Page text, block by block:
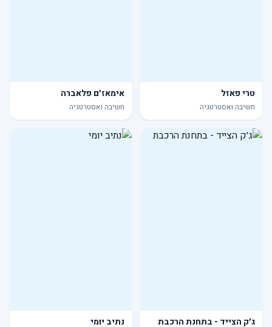
טרי פאזל
חשיבה ואסטרטגיה
אימאז׳ם פלאברה
חשיבה ואסטרטגיה
ג׳ק הצייד - בתחנת הרכבת נתיב יומי